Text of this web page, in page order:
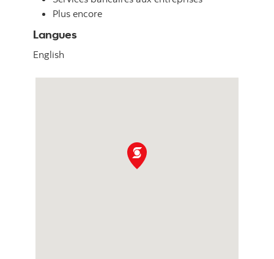
Plus encore
Langues
English